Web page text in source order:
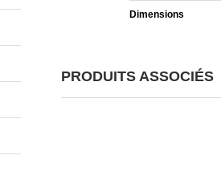
Dimensions
PRODUITS ASSOCIÉS